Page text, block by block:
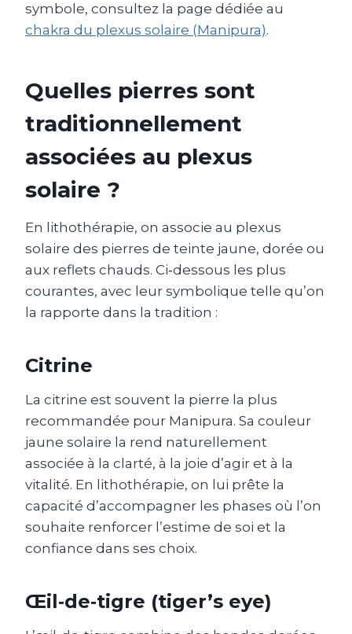
symbole, consultez la page dédiée au
chakra du plexus solaire (Manipura).
Quelles pierres sont
traditionnellement
associées au plexus
solaire ?
En lithothérapie, on associe au plexus
solaire des pierres de teinte jaune, dorée ou
aux reflets chauds. Ci‑dessous les plus
courantes, avec leur symbolique telle qu’on
la rapporte dans la tradition :
Citrine
La citrine est souvent la pierre la plus
recommandée pour Manipura. Sa couleur
jaune solaire la rend naturellement
associée à la clarté, à la joie d’agir et à la
vitalité. En lithothérapie, on lui prête la
capacité d’accompagner les phases où l’on
souhaite renforcer l’estime de soi et la
confiance dans ses choix.
Œil‑de‑tigre (tiger’s eye)